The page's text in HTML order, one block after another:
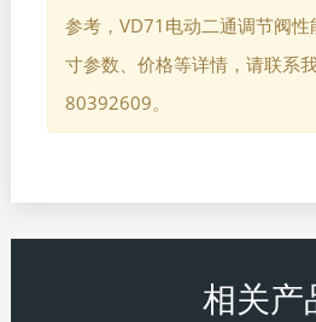
参考，VD71电动二通调节阀性
寸参数、价格等详情，请联系
80392609。
相关产